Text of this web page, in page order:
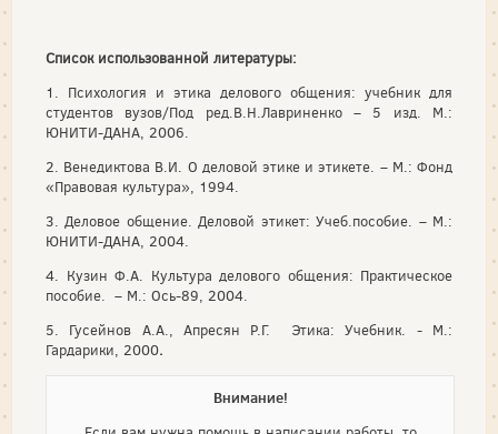
Список использованной литературы:
1. Психология и этика делового общения: учебник для
студентов вузов/Под ред.В.Н.Лавриненко – 5 изд. М.:
ЮНИТИ-ДАНА, 2006.
2. Венедиктова В.И. О деловой этике и этикете. – М.: Фонд
«Правовая культура», 1994.
3. Деловое общение. Деловой этикет: Учеб.пособие. – М.:
ЮНИТИ-ДАНА, 2004.
4. Кузин Ф.А. Культура делового общения: Практическое
пособие. – М.: Ось-89, 2004.
5. Гусейнов А.А., Апресян Р.Г. Этика: Учебник. - М.:
Гардарики, 2000.
Внимание!